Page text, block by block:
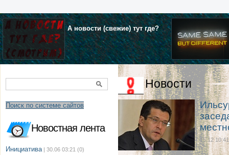
А новости (свежие) тут где?
Поиск по системе сайтов
Новостная лента
Инициатива | 30.06 03:21 (0)
Новости
15.12 10:41